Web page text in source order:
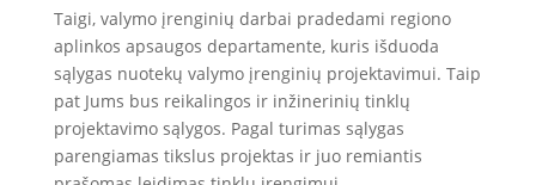
Taigi, valymo įrenginių darbai pradedami regiono
aplinkos apsaugos departamente, kuris išduoda
sąlygas nuotekų valymo įrenginių projektavimui. Taip
pat Jums bus reikalingos ir inžinerinių tinklų
projektavimo sąlygos. Pagal turimas sąlygas
parengiamas tikslus projektas ir juo remiantis